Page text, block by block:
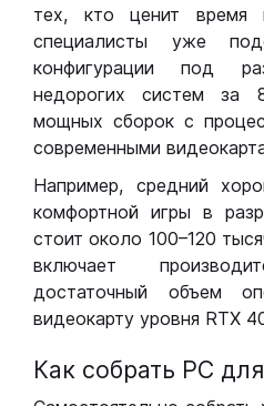
тех, кто ценит время
специалисты уже
конфигурации под
недорогих систем за
мощных сборок с
современными
Например, средний
комфортной игры в
стоит около 100–120
включает
достаточный объем
видеокарту уровня RTX
Как собрать РС